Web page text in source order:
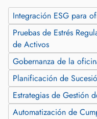
Integración ESG para
Pruebas de Estrés
de Activos
Gobernanza de la
Planificación de
Estrategias de Gestión
Automatización de